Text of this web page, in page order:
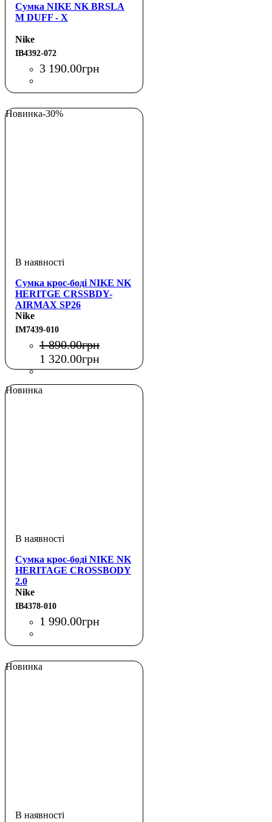
Сумка NIKE NK BRSLA
M DUFF - X
Nike
IB4392-072
3 190.00грн
Новинка-30%
Сумка крос-боді NIKE NK
HERITGE CRSSBDY-
AIRMAX SP26
Nike
IM7439-010
1 890.00грн
1 320.00грн
Новинка
Сумка крос-боді NIKE NK
HERITAGE CROSSBODY
2.0
Nike
IB4378-010
1 990.00грн
Новинка